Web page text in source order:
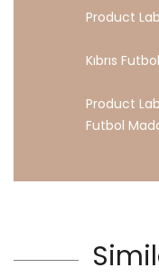
Product
Kıbrıs
Product
Futbol